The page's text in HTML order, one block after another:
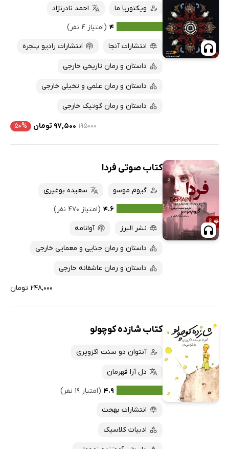
ویکتوریا ما
احمد نادرنژاد
۴ (امتیاز ۴ نفر)
انتشارات آنجا
انتشارات رادیو پنجره
داستان و رمان تاریخی خارجی
داستان و رمان علمی و تخیلی خارجی
داستان و رمان گوتیک خارجی
۱۹۵۰۰۰ ۹۷,۵۰۰ تومان ۵۰%
کتاب صوتی فردا
گیوم موسو
سعیده بوغیری
۴.۶ (امتیاز ۴۷۰ نفر)
نشر البرز
آوانامه
داستان و رمان جنایی و معمایی خارجی
داستان و رمان عاشقانه خارجی
۲۴۸,۰۰۰ تومان
کتاب شازده کوچولو
آنتوان دو سنت اگزوپری
دل آرا قهرمان
۴.۹ (امتیاز ۱۹ نفر)
انتشارات بهجت
ادبیات کلاسیک